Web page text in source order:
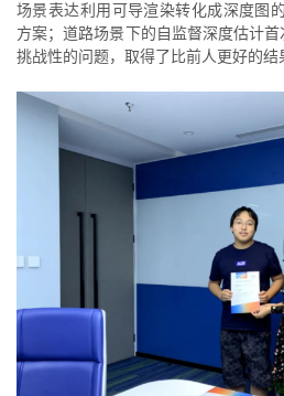
场景表达利用可导渲染转化成深度图
方案；道路场景下的自监督深度估计首
挑战性的问题，取得了比前人更好的结